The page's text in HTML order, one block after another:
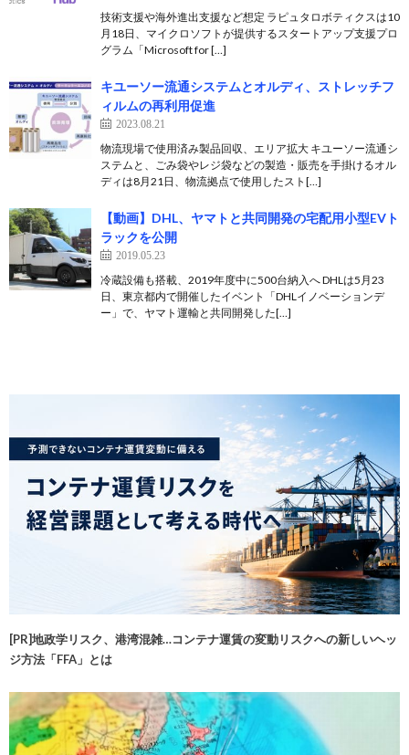
技術支援や海外進出支援など想定 ラピュタロボティクスは10
月18日、マイクロソフトが提供するスタートアップ支援プロ
グラム「Microsoft for […]
キユーソー流通システムとオルディ、ストレッチフ
ィルムの再利用促進
2023.08.21
物流現場で使用済み製品回収、エリア拡大 キユーソー流通シ
ステムと、ごみ袋やレジ袋などの製造・販売を手掛けるオル
ディは8月21日、物流拠点で使用したスト[…]
【動画】DHL、ヤマトと共同開発の宅配用小型EVト
ラックを公開
2019.05.23
冷蔵設備も搭載、2019年度中に500台納入へ DHLは5月23
日、東京都内で開催したイベント「DHLイノベーションデ
ー」で、ヤマト運輸と共同開発した[…]
[PR]地政学リスク、港湾混雑…コンテナ運賃の変動リスクへの新しいヘッ
ジ方法「FFA」とは